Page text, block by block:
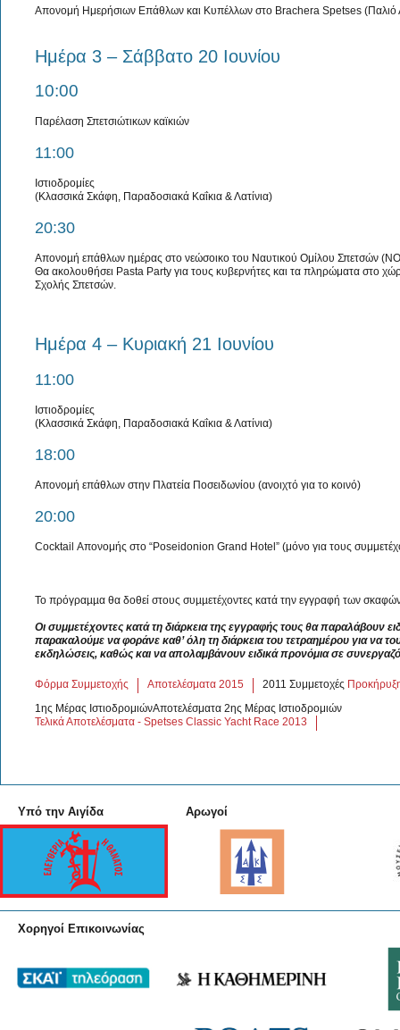
Απονομή Ημερήσιων Επάθλων και Κυπέλλων στο Brachera Spetses (Παλιό
Ημέρα 3 – Σάββατο 20 Ιουνίου
10:00
Παρέλαση Σπετσιώτικων καϊκιών
11:00
Ιστιοδρομίες
(Κλασσικά Σκάφη, Παραδοσιακά Καΐκια & Λατίνια)
20:30
Απονοµή επάθλων ηµέρας στο νεώσοικο του Ναυτικού Ομίλου Σπετσών
Θα ακολουθήσει Pasta Party για τους κυβερνήτες και τα πληρώματα στο
Σχολής Σπετσών.
Ημέρα 4 – Κυριακή 21 Ιουνίου
11:00
Ιστιοδρομίες
(Κλασσικά Σκάφη, Παραδοσιακά Καΐκια & Λατίνια)
18:00
Απονομή επάθλων στην Πλατεία Ποσειδωνίου (ανοιχτό για το κοινό)
20:00
Cocktail Απονομής στο “Poseidonion Grand Hotel” (μόνο για τους
Το πρόγραµµα θα δοθεί στους συµµετέχοντες κατά την εγγραφή των
Οι συμμετέχοντες κατά τη διάρκεια της εγγραφής τους θα παραλάβουν
παρακαλούμε να φοράνε καθ’ όλη τη διάρκεια του τετραημέρου για να
εκδηλώσεις, καθώς και να απολαμβάνουν ειδικά προνόμια σε
Φόρμα Συμμετοχής Αποτελέσματα 2015 2011 Συμμετοχές
1ης Μέρας ΙστιοδρομιώνΑποτελέσματα 2ης Μέρας Ιστιοδρομιών
Τελικά Αποτελέσματα - Spetses Classic Yacht Race 2013
Υπό την Αιγίδα Αρωγοί
Χορηγοί Επικοινωνίας